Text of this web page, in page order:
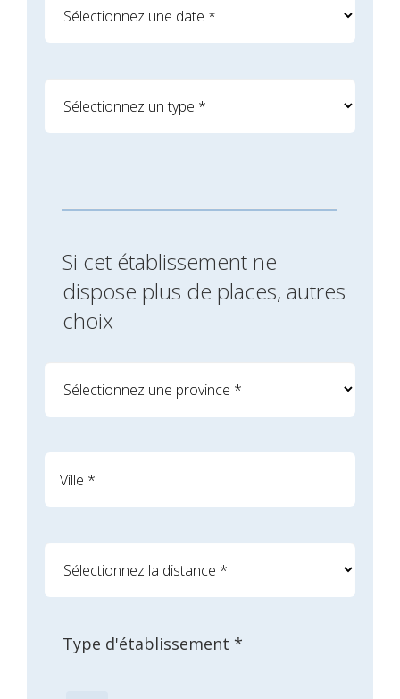
Si cet établissement ne
dispose plus de places, autres
choix
Type d'établissement *